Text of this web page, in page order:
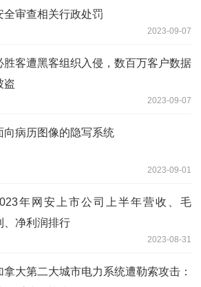
全审查相关行政处罚
2023-09-07
胜客遭黑客组织入侵，数百万客户数据
盗
2023-09-07
向病历图像的隐写系统
2023-09-01
年网安上市公司上半年营收、毛
、净利润排行
2023-08-31
拿大第二大城市电力系统遭勒索攻击：